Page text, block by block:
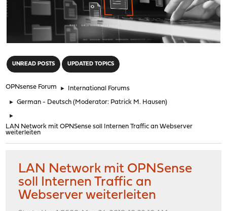
UNREAD POSTS UPDATED TOPICS
OPNsense Forum ► International Forums
► German - Deutsch (Moderator: Patrick M. Hausen)
►
LAN Network mit OPNSense soll Internen Traffic an Webserver
weiterleiten
LAN Network mit OPNSense
soll Internen Traffic an
Webserver weiterleiten